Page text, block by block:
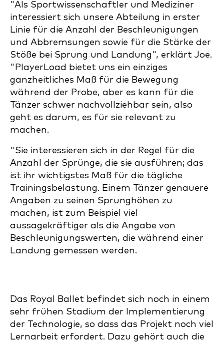
"Als Sportwissenschaftler und Mediziner
interessiert sich unsere Abteilung in erster
Linie für die Anzahl der Beschleunigungen
und Abbremsungen sowie für die Stärke der
Stöße bei Sprung und Landung", erklärt Joe.
"PlayerLoad bietet uns ein einziges
ganzheitliches Maß für die Bewegung
während der Probe, aber es kann für die
Tänzer schwer nachvollziehbar sein, also
geht es darum, es für sie relevant zu
machen.
"Sie interessieren sich in der Regel für die
Anzahl der Sprünge, die sie ausführen; das
ist ihr wichtigstes Maß für die tägliche
Trainingsbelastung. Einem Tänzer genauere
Angaben zu seinen Sprunghöhen zu
machen, ist zum Beispiel viel
aussagekräftiger als die Angabe von
Beschleunigungswerten, die während einer
Landung gemessen werden.
Das Royal Ballet befindet sich noch in einem
sehr frühen Stadium der Implementierung
der Technologie, so dass das Projekt noch viel
Lernarbeit erfordert. Dazu gehört auch die